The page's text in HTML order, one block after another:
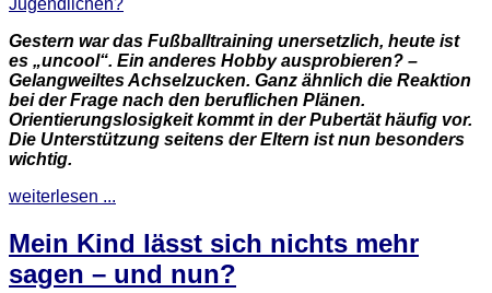
Gestern war das Fußballtraining unersetzlich, heute ist
es „uncool“. Ein anderes Hobby ausprobieren? –
Gelangweiltes Achselzucken. Ganz ähnlich die Reaktion
bei der Frage nach den beruflichen Plänen.
Orientierungslosigkeit kommt in der Pubertät häufig vor.
Die Unterstützung seitens der Eltern ist nun besonders
wichtig.
weiterlesen ...
Mein Kind lässt sich nichts mehr
sagen – und nun?